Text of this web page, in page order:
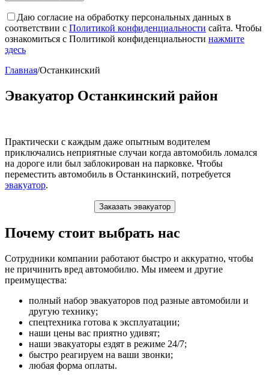
Даю согласие на обработку персональных данных в
соответствии с Политикой конфиденциальности сайта. Чтобы
ознакомиться с Политикой конфиденциальности нажмите
здесь
Главная/Останкинский
Эвакуатор Останкинский район
Практически с каждым даже опытным водителем
приключались неприятные случаи когда автомобиль ломался
на дороге или был заблокирован на парковке. Чтобы
переместить автомобиль в Останкинский, потребуется
эвакуатор.
Заказать эвакуатор
Почему стоит выбрать нас
Сотрудники компании работают быстро и аккуратно, чтобы
не причинить вред автомобилю. Мы имеем и другие
преимущества:
полный набор эвакуаторов под разные автомобили и
другую технику;
спецтехника готова к эксплуатации;
наши цены вас приятно удивят;
наши эвакуаторы ездят в режиме 24/7;
быстро реагируем на ваши звонки;
любая форма оплаты.